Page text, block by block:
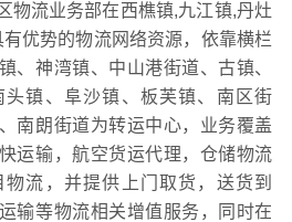
物流业务部在西樵镇,九江镇,丹灶
优势的物流网络资源，依靠横栏
、神湾镇、中山港街道、古镇、
镇、阜沙镇、板芙镇、南区街
南朗街道为转运中心，业务覆盖
运输，航空货运代理，仓储物流
流，并提供上门取货，送货到
输等物流相关增值服务，同时在